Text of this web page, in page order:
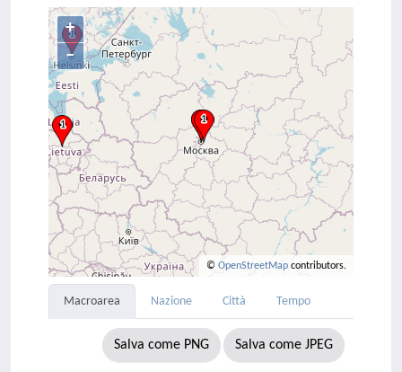
+
–
© OpenStreetMap contributors.
Macroarea Nazione Città Tempo
Salva come PNG Salva come JPEG